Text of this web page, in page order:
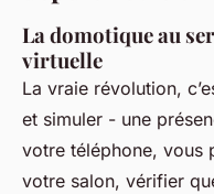
La domotique au
virtuelle
La vraie révolution,
et simuler - une
votre téléphone, vous
votre salon, vérifier